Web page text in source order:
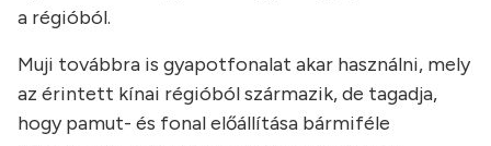
a régióból.
Muji továbbra is gyapotfonalat akar használni, mely
az érintett kínai régióból származik, de tagadja,
hogy pamut- és fonal előállítása bármiféle